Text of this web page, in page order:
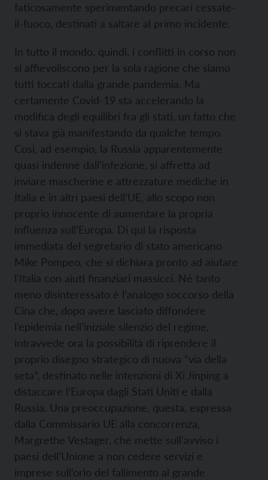
faticosamente sperimentando precari cessate-
il-fuoco, destinati a saltare al primo incidente.
In tutto il mondo, quindi, i conflitti in corso non
si affievoliscono per la sola ragione che siamo
tutti toccati dalla grande pandemia. Ma
certamente Covid-19 sta accelerando la
modifica degli equilibri fra gli stati, un fatto che
si stava già manifestando da qualche tempo.
Così, ad esempio, la Russia apparentemente
quasi indenne dall’infezione, si affretta ad
inviare mascherine e attrezzature mediche in
Italia e in altri paesi dell’UE, allo scopo non
proprio innocente di aumentare la propria
influenza sull’Europa. Di qui la risposta
immediata del segretario di stato americano
Mike Pompeo, che si dichiara pronto ad aiutare
l’Italia con aiuti finanziari massicci. Né tanto
meno disinteressato è l’analogo soccorso della
Cina che, dopo avere lasciato diffondere
l’epidemia nell’iniziale silenzio del regime,
intravvede ora la possibilità di riprendere il
proprio disegno strategico di nuova “via della
seta”, destinato nelle intenzioni di Xi Jinping a
distaccare l’Europa dagli Stati Uniti e dalla
Russia. Una preoccupazione, questa, espressa
dalla Commissario UE alla concorrenza,
Margrethe Vestager, che mette sull’avviso i
paesi dell’Unione a non cedere servizi e
imprese sull’orlo del fallimento al grande